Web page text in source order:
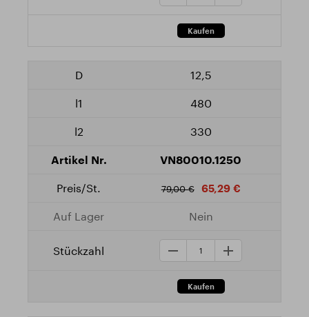
12,5
480
330
VN80010.1250
79,00 € 65,29 €
Nein